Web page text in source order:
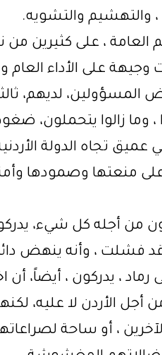
والتهشيم والتشويه.
، على كثيرين من
وجيهة على الأداء العام
المسؤولين، لديهم،
وما زالوا يتحملون،
تجاه الدولة
منعتها وصمودها
من أجله كل شيء،
فشلت ، وأنه ينهض
، يدركون ، أيضاً، أن
الأردن لا عليه،
، أو ساحة